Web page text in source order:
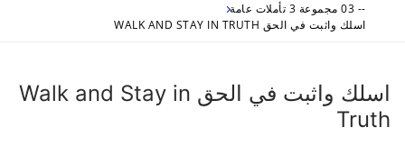
-- 03 مجموعة 3 تأملات عامة
اسلك واثبت في الحق WALK AND STAY IN TRUTH
اسلك واثبت في الحق Walk and Stay in
Truth